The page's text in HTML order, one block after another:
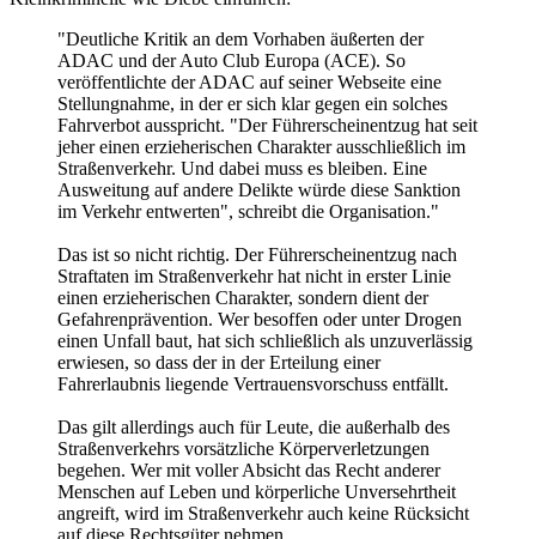
Das Risiko, dass diese Reformidee solange verhandelt
und durch Kompromisse verwässert wird, bis das
Ergebnis wieder verfassungswidrig ist und
abgeschossen wird, muss man m. E. schon ziemlich
hoch einschätzen.
Je mehr verfassungswidriger Murks aber abgeschossen
wird, desto stärker werden die gesellschaftlichen
Rahmenbedingungen von einem Gericht und nicht von
gewählten Politikern, die sich vor ihren Wählern
verantworten müssen, bestimmt.
Wer weiß, vielleicht ist gerade das unseren politischen
Hütchenspielern ganz recht ...
http://meinungen.gmx.net/forum-gmx/post ... sp=42#jump
Nach oben
AlexRE
Administrator
Beiträge: 29382
Registriert:16.12.2008, 16:24
Kontaktdaten: